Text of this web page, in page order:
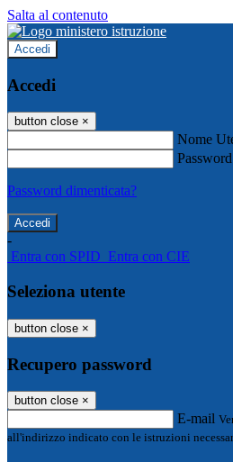
Salta al contenuto
Accedi
Accedi
button close ×
Nome
Password
Password dimenticata?
-
Entra con SPID Entra con CIE
Seleziona utente
button close ×
Recupero password
button close ×
E-mail
all'indirizzo indicato con le istruzioni